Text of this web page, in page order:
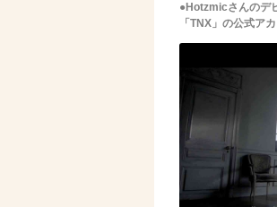
●Hotzmicさんのデ
「TNX」の公式ア